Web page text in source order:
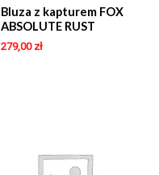
Bluza z kapturem FOX
ABSOLUTE RUST
279,00 zł